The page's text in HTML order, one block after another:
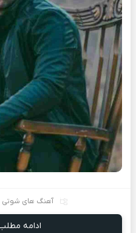
آهنگ های شوتی
ادامه